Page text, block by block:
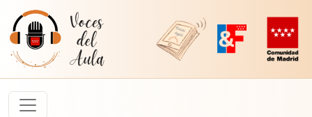
Saltar al contenido
Voces del Aula
Revista Digital de EducaMadrid
Plataforma de